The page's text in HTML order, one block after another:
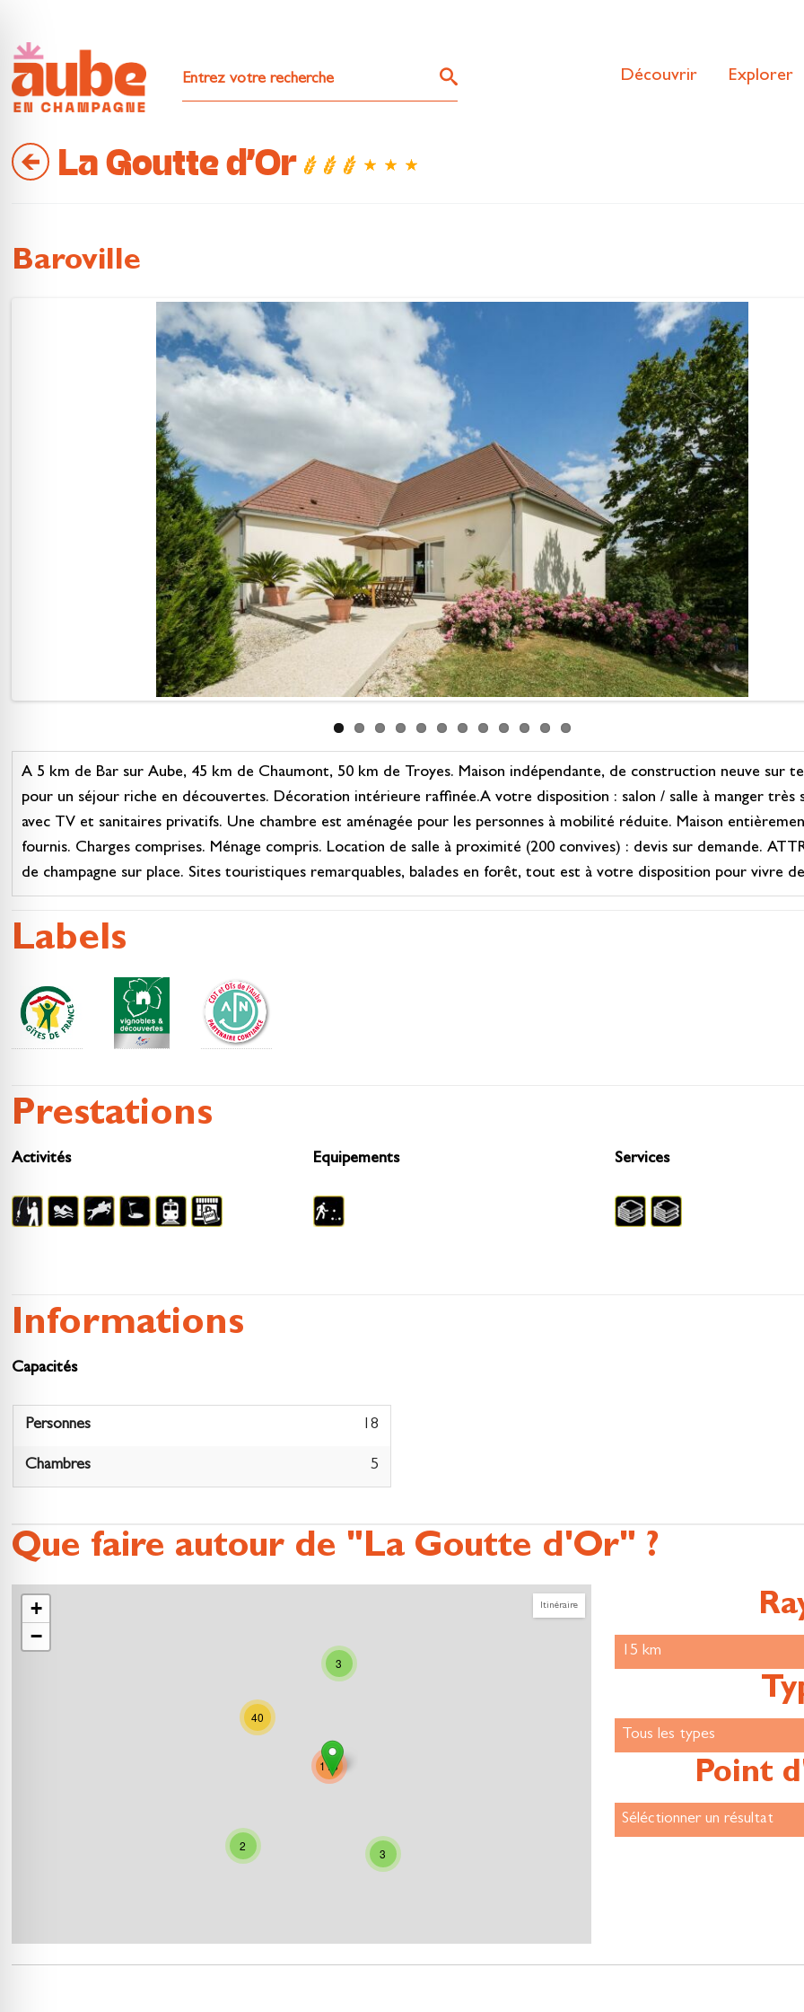
Découvrir Explorer
La Goutte d'Or
Baroville
A 5 km de Bar sur Aube, 45 km de Chaumont, 50 km de Troyes. Maison indépendante, de construction neuve sur
pour un séjour riche en découvertes. Décoration intérieure raffinée.A votre disposition : salon / salle à manger très
avec TV et sanitaires privatifs. Une chambre est aménagée pour les personnes à mobilité réduite. Maison
fournis. Charges comprises. Ménage compris. Location de salle à proximité (200 convives) : devis sur demande.
de champagne sur place. Sites touristiques remarquables, balades en forêt, tout est à votre disposition pour vivre
Labels
Prestations
Activités Equipements Services
Informations
Capacités
Personnes 18
Chambres 5
Que faire autour de "La Goutte d'Or" ?
Itinéraire
2
3
3
40
116
+
−
Point